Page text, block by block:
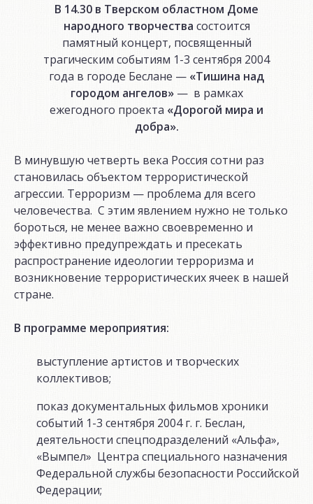
В 14.30 в Тверском областном Доме
народного творчества состоится
памятный концерт, посвященный
трагическим событиям 1-3 сентября 2004
года в городе Беслане — «Тишина над
городом ангелов»— в рамках
ежегодного проекта «Дорогой мира и
добра».
В минувшую четверть века Россия сотни раз
становилась объектом террористической
агрессии. Терроризм — проблема для всего
человечества. С этим явлением нужно не только
бороться, не менее важно своевременно и
эффективно предупреждать и пресекать
распространение идеологии терроризма и
возникновение террористических ячеек в нашей
стране.
В программе мероприятия:
выступление артистов и творческих
коллективов;
показ документальных фильмов хроники
событий 1-3 сентября 2004 г. г. Беслан,
деятельности спецподразделений «Альфа»,
«Вымпел» Центра специального назначения
Федеральной службы безопасности Российской
Федерации;